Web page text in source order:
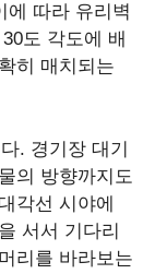
에 따라 유리벽
도 각도에 배
히 매치되는
. 경기장 대기
의 방향까지도
각선 시야에
서서 기다리
리를 바라보는